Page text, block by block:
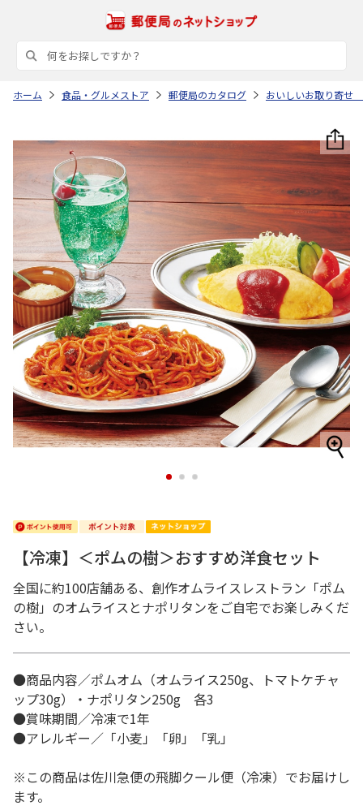
ホーム 食品・グルメストア 郵便局のカタログ おいしいお取り寄せ
1 2 3
【冷凍】＜ポムの樹＞おすすめ洋食セット
全国に約100店舗ある、創作オムライスレストラン「ポム
の樹」のオムライスとナポリタンをご自宅でお楽しみくだ
さい。
●商品内容／ポムオム（オムライス250g、トマトケチャ
ップ30g）・ナポリタン250g 各3
●賞味期間／冷凍で1年
●アレルギー／「小麦」「卵」「乳」
※この商品は佐川急便の飛脚クール便（冷凍）でお届けし
ます。